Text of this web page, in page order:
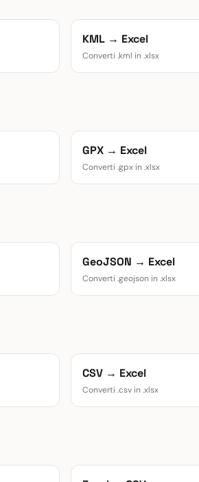
KML → Excel
Converti .kml in .xlsx
GPX → Excel
Converti .gpx in .xlsx
GeoJSON → Excel
Converti .geojson in .xlsx
CSV → Excel
Converti .csv in .xlsx